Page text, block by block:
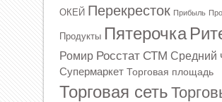
ОКЕЙ Перекресток Прибыль
Продукты Пятерочка
Ромир Росстат СТМ Средний
Супермаркет Торговая площадь
Торговая сеть